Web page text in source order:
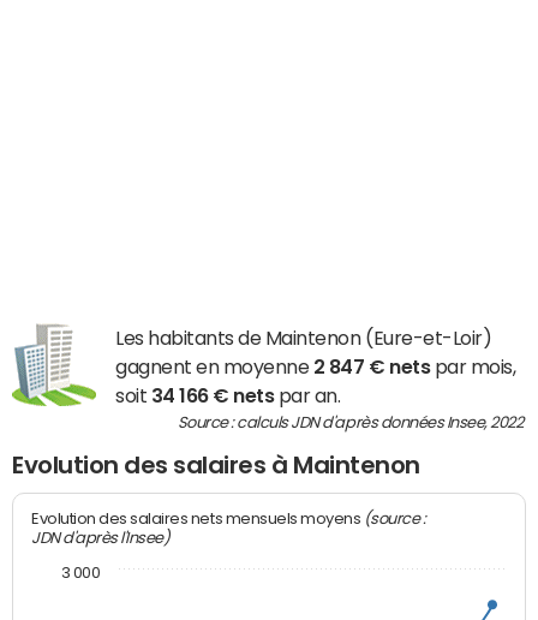
Les habitants de Maintenon (Eure-et-Loir)
gagnent en moyenne 2 847 € netspar mois,
soit 34 166 € netspar an.
Source : calculs JDN d'après données Insee, 2022
Evolution des salaires à Maintenon
Evolution des salaires nets mensuels moyens (source :
JDN d'après l'Insee)
3 000